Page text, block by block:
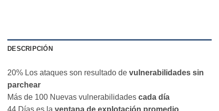
DESCRIPCIÓN
20% Los ataques son resultado de vulnerabilidades sin
parchear
Más de 100 Nuevas vulnerabilidades cada día